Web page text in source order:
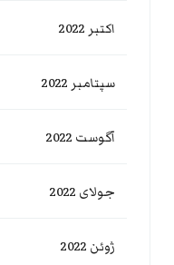
اکتبر 2022
سپتامبر 2022
آگوست 2022
جولای 2022
ژوئن 2022